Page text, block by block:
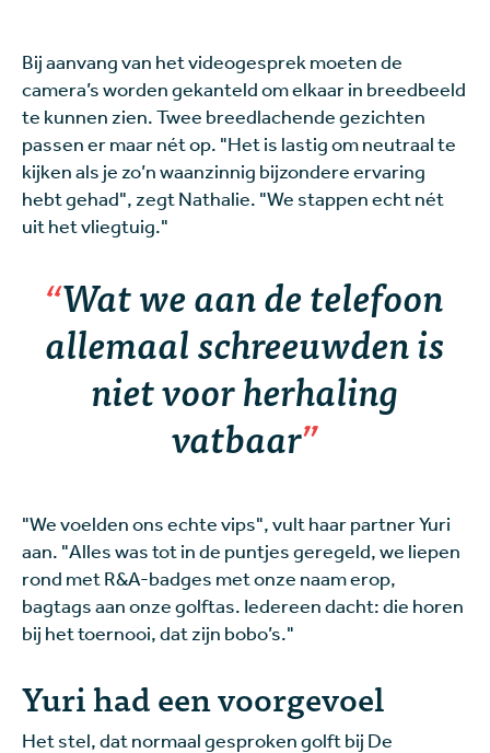
Bij aanvang van het videogesprek moeten de
camera’s worden gekanteld om elkaar in breedbeeld
te kunnen zien. Twee breedlachende gezichten
passen er maar nét op. "Het is lastig om neutraal te
kijken als je zo’n waanzinnig bijzondere ervaring
hebt gehad", zegt Nathalie. "We stappen echt nét
uit het vliegtuig."
Wat we aan de telefoon
allemaal schreeuwden is
niet voor herhaling
vatbaar
"We voelden ons echte vips", vult haar partner Yuri
aan. "Alles was tot in de puntjes geregeld, we liepen
rond met R&A-badges met onze naam erop,
bagtags aan onze golftas. Iedereen dacht: die horen
bij het toernooi, dat zijn bobo’s."
Yuri had een voorgevoel
Het stel, dat normaal gesproken golft bij De